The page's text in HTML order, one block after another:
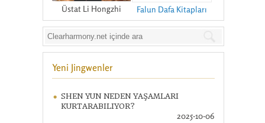
Üstat Li Hongzhi Falun Dafa Kitapları
Yeni Jingwenler
SHEN YUN NEDEN YAŞAMLARI
KURTARABILIYOR?
2025-10-06